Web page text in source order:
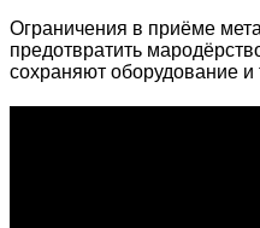
Ограничения в приёме
предотвратить
сохраняют оборудование и